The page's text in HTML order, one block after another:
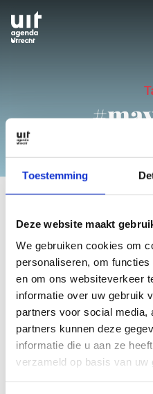
Toestemming
Deze website maakt
We gebruiken cookies om
personaliseren, om
en om ons websiteverkeer
informatie over uw gebruik
partners voor social media,
partners kunnen deze
informatie die u aan ze
verzameld op basis van
Skip to main content
1